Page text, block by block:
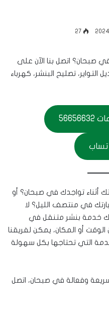
27
صبحان؟ اتصل بنا الآن على
تصليح البنشر، كهرباء
أثناء تواجدك في صبحان؟ أو
في منتصف الليل؟ لا
خدمة بنشر متنقل في
أو المكان، يمكن لفريقنا
التي تحتاجها بكل سهولة
وفعالة في صبحان، اتصل